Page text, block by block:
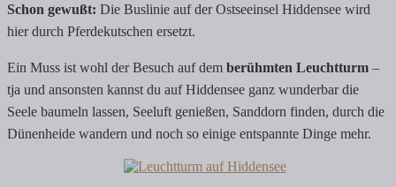
Schon gewußt: Die Buslinie auf der Ostseeinsel Hiddensee wird
hier durch Pferdekutschen ersetzt.
Ein Muss ist wohl der Besuch auf dem berühmten Leuchtturm –
tja und ansonsten kannst du auf Hiddensee ganz wunderbar die
Seele baumeln lassen, Seeluft genießen, Sanddorn finden, durch die
Dünenheide wandern und noch so einige entspannte Dinge mehr.